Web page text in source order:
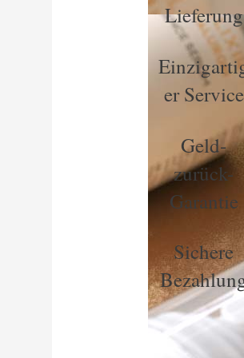
Lieferung
er Service
Geld-
zurück-
Garantie
Sichere